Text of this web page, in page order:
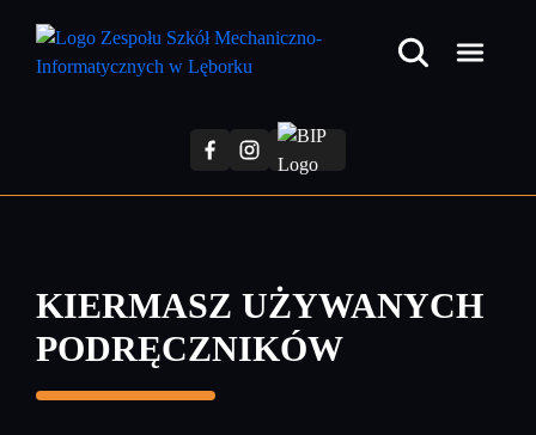
treści
KIERMASZ UŻYWANYCH
PODRĘCZNIKÓW